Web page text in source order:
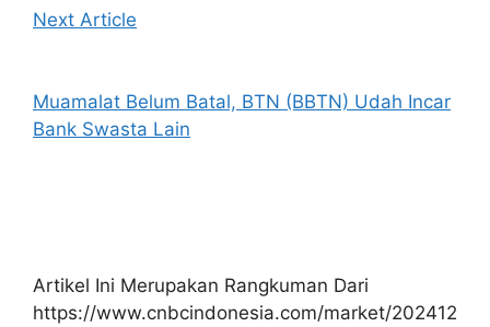
Next Article
Muamalat Belum Batal, BTN (BBTN) Udah Incar
Bank Swasta Lain
Artikel Ini Merupakan Rangkuman Dari
https://www.cnbcindonesia.com/market/202412